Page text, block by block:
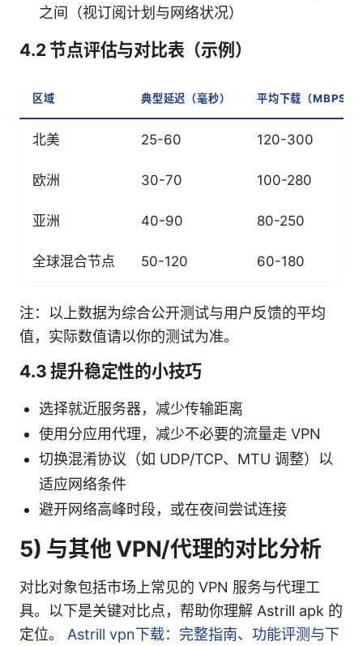
之间（视订阅计划与网络状况）
4.2 节点评估与对比表（示例）
区域 典型延迟（毫秒） 平均下载（MBPS）
北美 25-60 120-300
欧洲 30-70 100-280
亚洲 40-90 80-250
全球混合节点 50-120 60-180
注：以上数据为综合公开测试与用户反馈的平均
值，实际数值请以你的测试为准。
4.3 提升稳定性的小技巧
选择就近服务器，减少传输距离
使用分应用代理，减少不必要的流量走 VPN
切换混淆协议（如 UDP/TCP、MTU 调整）以
适应网络条件
避开网络高峰时段，或在夜间尝试连接
5) 与其他 VPN/代理的对比分析
对比对象包括市场上常见的 VPN 服务与代理工
具。以下是关键对比点，帮助你理解 Astrill apk 的
定位。 Astrill vpn下载：完整指南、功能评测与下